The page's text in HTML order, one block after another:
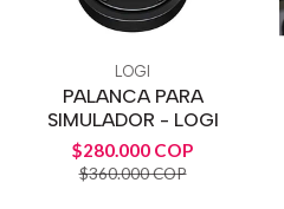
LOGI
PALANCA PARA
SIMULADOR - LOGI
$280.000 COP
$360.000 COP